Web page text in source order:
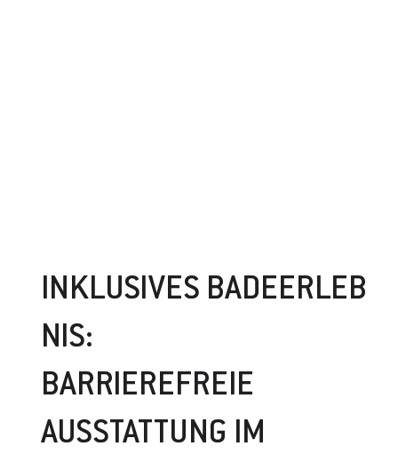
INKLUSIVES BADEERLEB
NIS:
BARRIEREFREIE
AUSSTATTUNG IM